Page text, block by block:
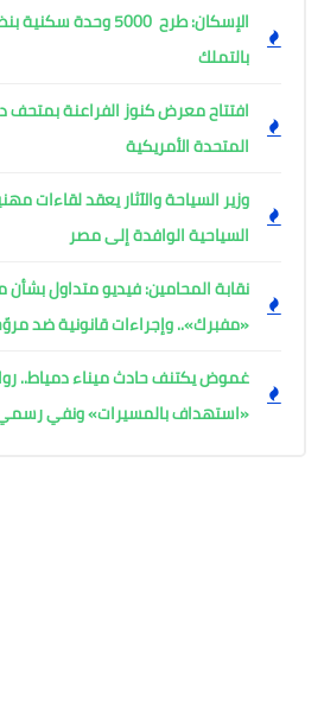
الإسكان: طرح 5000
بالتملك
افتتاح معرض كنوز الفراعنة بمتحف
المتحدة الأمريكية
وزير السياحة والآثار يعقد لقاءات
السياحية الوافدة إلى مصر
نقابة المحامين: فيديو متداول بشأن
«مفبرك».. وإجراءات قانونية ضد
غموض يكتنف حادث ميناء دمياط..
«استهداف بالمسيرات» ونفي